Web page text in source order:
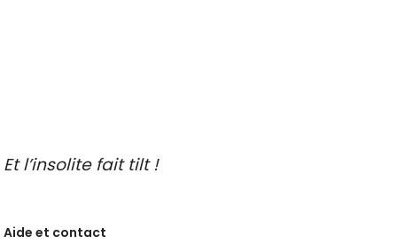
Et l’insolite fait tilt !
Aide et contact